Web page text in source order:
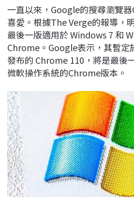
c
e
b
o
o
k
n
e
r
e
a
d
s
n
k
e
d
I
n
p
y
L
i
n
k
一直以來，Google的搜尋瀏覽
喜愛。根據The Verge的報導，
最後一版適用於 Windows 7 和
Chrome。Google表示，其暫定
發布的 Chrome 110，將是最後
微軟操作系統的Chrome版本。